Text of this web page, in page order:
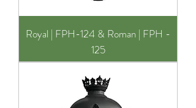
Royal | FPH-124 & Roman | FPH -
125